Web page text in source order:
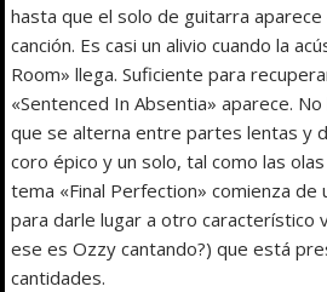
hasta que el solo de guitarra aparece
canción. Es casi un alivio cuando la
Room» llega. Suficiente para
«Sentenced In Absentia» aparece.
que se alterna entre partes lentas y
coro épico y un solo, tal como las
tema «Final Perfection» comienza de
para darle lugar a otro característico
ese es Ozzy cantando?) que está
cantidades.